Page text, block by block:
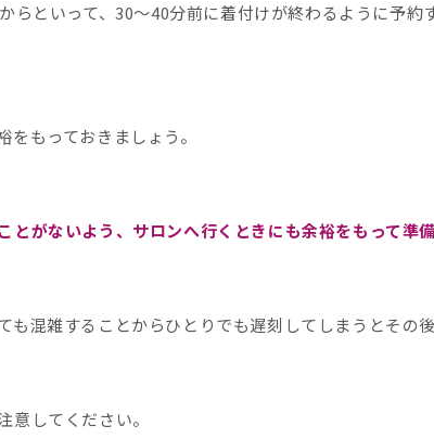
らといって、30〜40分前に着付けが終わるように予
もっておきましょう。
とがないよう、サロンへ行くときにも余裕をもって準
も混雑することからひとりでも遅刻してしまうとその
意してください。